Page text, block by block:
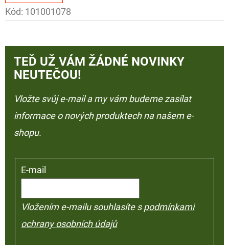
Kód: 101001078
TEĎ UŽ VÁM ŽÁDNÉ NOVINKY
NEUTEČOU!
Vložte svůj e-mail a my vám budeme zasílat
informace o nových produktech na našem e-
shopu.
E-mail
Vložením e-mailu souhlasíte spodmínkami
ochrany osobních údajů